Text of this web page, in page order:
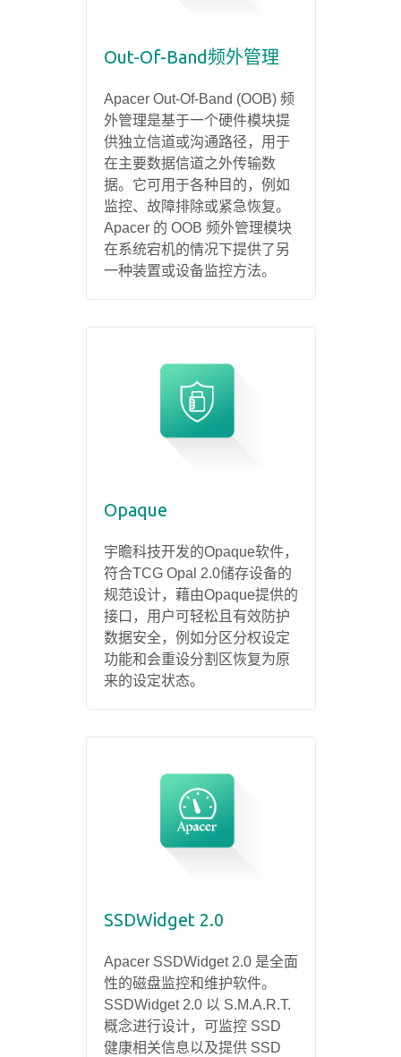
Out-Of-Band频外管理
Apacer Out-Of-Band (OOB) 频
外管理是基于一个硬件模块提
供独立信道或沟通路径，用于
在主要数据信道之外传输数
据。它可用于各种目的，例如
监控、故障排除或紧急恢复。
Apacer 的 OOB 频外管理模块
在系统宕机的情况下提供了另
一种装置或设备监控方法。
Opaque
宇瞻科技开发的Opaque软件，
符合TCG Opal 2.0储存设备的
规范设计，藉由Opaque提供的
接口，用户可轻松且有效防护
数据安全，例如分区分权设定
功能和会重设分割区恢复为原
来的设定状态。
SSDWidget 2.0
Apacer SSDWidget 2.0 是全面
性的磁盘监控和维护软件。
SSDWidget 2.0 以 S.M.A.R.T.
概念进行设计，可监控 SSD
健康相关信息以及提供 SSD